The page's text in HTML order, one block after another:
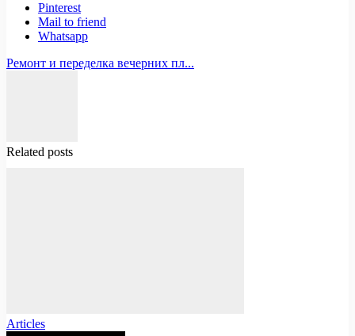
Pinterest
Mail to friend
Whatsapp
Ремонт и переделка вечерних пл...
Related posts
Articles